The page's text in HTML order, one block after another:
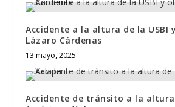
Accidente a la altura de la USBI
Lázaro Cárdenas
13 mayo, 2025
Accidente de tránsito a la altura